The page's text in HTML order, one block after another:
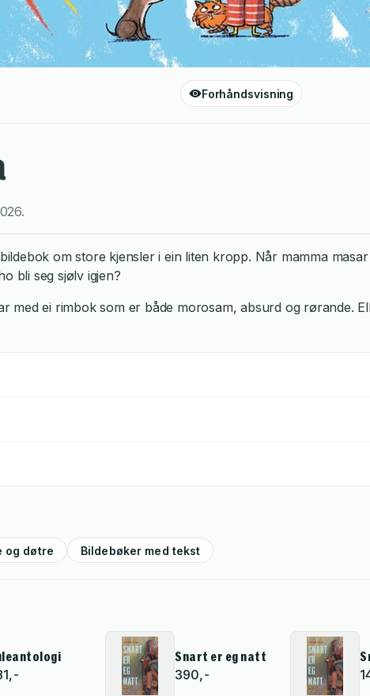
Forhåndsvisning
.
om store kjensler i ein liten kropp. Når mamma
bli seg sjølv igjen?
med ei rimbok som er både morosam, absurd og rørande.
og døtre Bildebøker med tekst
Snart er eg natt
390,-